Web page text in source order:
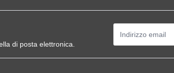
di posta elettronica.